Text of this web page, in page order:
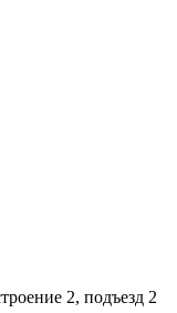
2, подъезд 2